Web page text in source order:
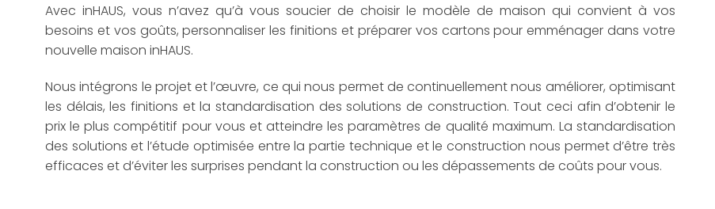
Avec inHAUS, vous n’avez qu’à vous soucier de choisir le modèle de maison qui convient à vos
besoins et vos goûts, personnaliser les finitions et préparer vos cartons pour emménager dans votre
nouvelle maison inHAUS.
Nous intégrons le projet et l’œuvre, ce qui nous permet de continuellement nous améliorer, optimisant
les délais, les finitions et la standardisation des solutions de construction. Tout ceci afin d’obtenir le
prix le plus compétitif pour vous et atteindre les paramètres de qualité maximum. La standardisation
des solutions et l’étude optimisée entre la partie technique et le construction nous permet d’être très
efficaces et d’éviter les surprises pendant la construction ou les dépassements de coûts pour vous.